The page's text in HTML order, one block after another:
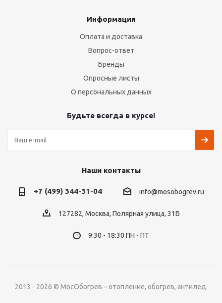
Информация
Оплата и доставка
Вопрос-ответ
Бренды
Опросные листы
О персональных данных
Будьте всегда в курсе!
Наши контакты
+7 (499) 344-31-04 info@mosobogrev.ru
127282, Москва, Полярная улица, 31Б
9:30 - 18:30 ПН - ПТ
2013 - 2026 © МосОбогрев – отопление, обогрев, антилед.